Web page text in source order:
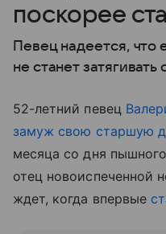
поскорее
Певец надеется, что
не станет
52-летний певец
замуж свою старшую
месяца со дня
отец новоиспеченной
ждет, когда впервые